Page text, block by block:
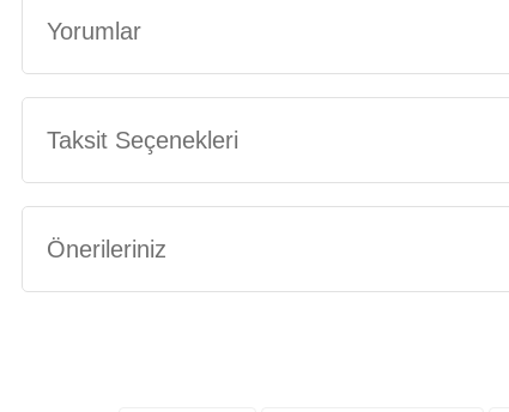
Yorumlar
Taksit Seçenekleri
Önerileriniz